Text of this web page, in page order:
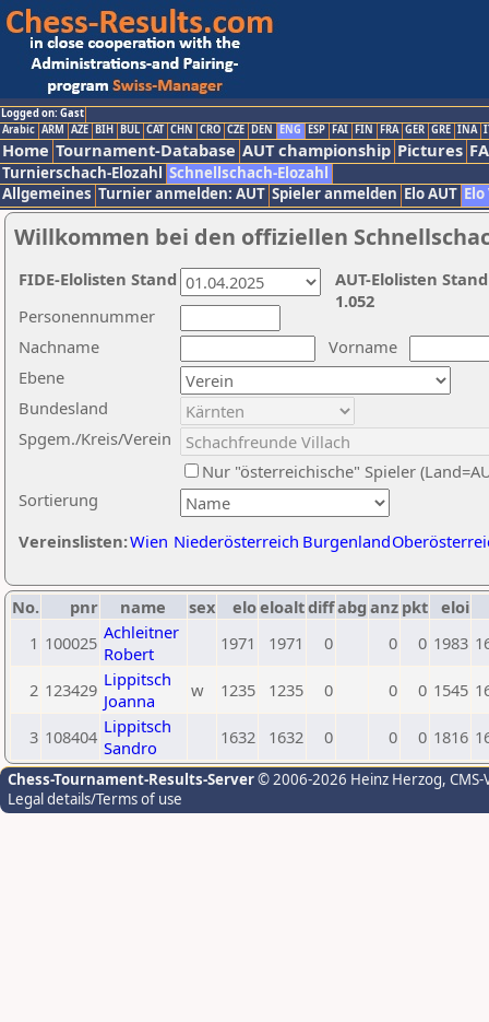
Logged on: Gast
Arabic ARM AZE BIH BUL CAT CHN CRO CZE DEN ENG ESP FAI FIN FRA GER GRE INA
Home Tournament-Database AUT championship Pictures
Turnierschach-Elozahl Schnellschach-Elozahl
Allgemeines Turnier anmelden: AUT Spieler anmelden Elo AUT
Willkommen bei den offiziellen
Nachname
Vorname
Ebene
Sortierung
Personennummer
Bundesland
Spgem./Kreis/Verein
Nur "österreichische" Spieler
Vereinslisten:Wien Niederösterreich Burgenland
AUT-Elolisten
1.052
FIDE-Elolisten Stand
No. pnr name sex eloeloaltdiffabg anz pkt eloi
1 100025 Achleitner
Robert
1971 1971 0 0 0 1983
2 123429 Lippitsch
Joanna
w 1235 1235 0 0 0 1545
3 108404 Lippitsch
Sandro
1632 1632 0 0 0 1816
Chess-Tournament-Results-Server© 2006-2026 Heinz Herzog,
Legal details/Terms of use